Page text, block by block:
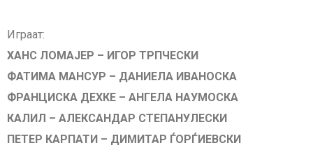
Играат:
ХАНС ЛОМАЈЕР – ИГОР ТРПЧЕСКИ
ФАТИМА МАНСУР – ДАНИЕЛА ИВАНОСКА
ФРАНЦИСКА ДЕХКЕ – АНГЕЛА НАУМОСКА
КАЛИЛ – АЛЕКСАНДАР СТЕПАНУЛЕСКИ
ПЕТЕР КАРПАТИ – ДИМИТАР ЃОРЃИЕВСКИ